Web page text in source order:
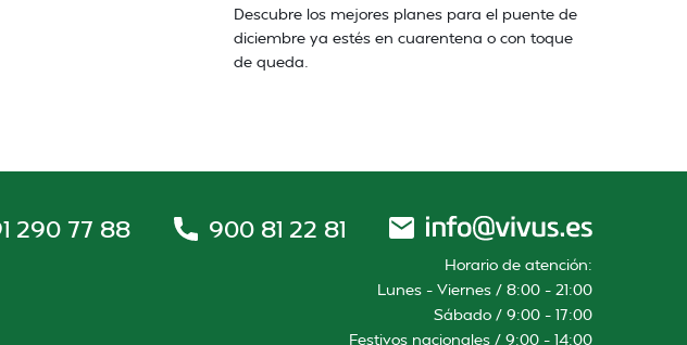
Descubre los mejores planes para el puente de
diciembre ya estés en cuarentena o con toque
de queda.
290 77 88 900 81 22 81
Horario de atención:
Lunes – Viernes / 8:00 – 21:00
Sábado / 9:00 – 17:00
Festivos nacionales / 9:00 – 14:00